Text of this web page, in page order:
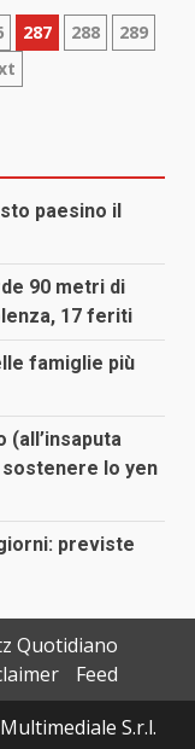
287 288
289
paesino il
90 metri di
17 feriti
famiglie più
(all’insaputa
sostenere lo yen
previste
Quotidiano
Feed
S.r.l.